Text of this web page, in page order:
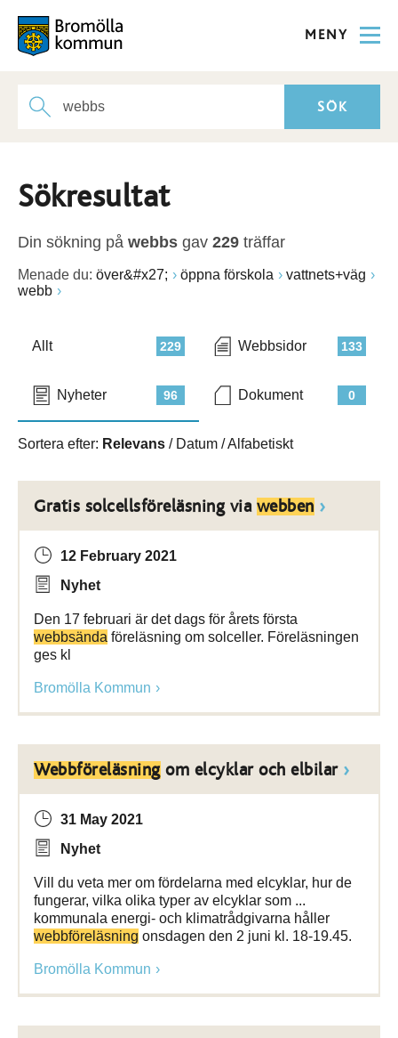
MENY
Sökresultat
Din sökning på webbs gav 229 träffar
Menade du: över&#x27; öppna förskola
vattnets+väg
webb
229
Allt 133
Webbsidor
96
Nyheter 0
Dokument
Sortera efter: Relevans / Datum /Alfabetiskt
Gratis solcellsföreläsning via webben
12 February 2021
Nyhet
Den 17 februari är det dags för årets första
webbsända föreläsning om solceller. Föreläsningen
ges kl
Bromölla Kommun
Webbföreläsning om elcyklar och elbilar
31 May 2021
Nyhet
Vill du veta mer om fördelarna med elcyklar, hur de
fungerar, vilka olika typer av elcyklar som ...
kommunala energi- och klimatrådgivarna håller
webbföreläsning onsdagen den 2 juni kl. 18-19.45.
Bromölla Kommun